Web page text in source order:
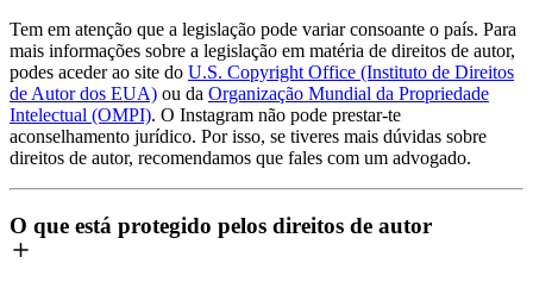
Tem em atenção que a legislação pode variar consoante o país. Para
mais informações sobre a legislação em matéria de direitos de autor,
podes aceder ao site do U.S. Copyright Office (Instituto de Direitos
de Autor dos EUA) ou da Organização Mundial da Propriedade
Intelectual (OMPI). O Instagram não pode prestar-te
aconselhamento jurídico. Por isso, se tiveres mais dúvidas sobre
direitos de autor, recomendamos que fales com um advogado.
O que está protegido pelos direitos de autor